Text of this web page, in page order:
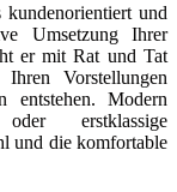
kundenorientiert und
Umsetzung Ihrer
er mit Rat und Tat
Vorstellungen
entstehen. Modern
erstklassige
und die komfortable